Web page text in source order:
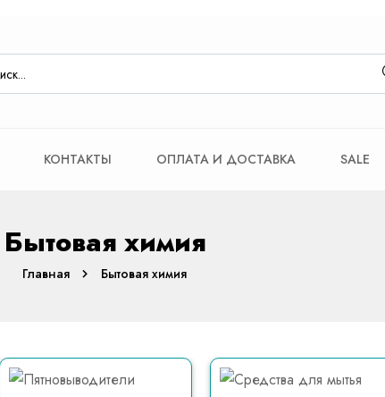
КОНТАКТЫ ОПЛАТА И ДОСТАВКА SALE
Бытовая химия
Главная Бытовая химия